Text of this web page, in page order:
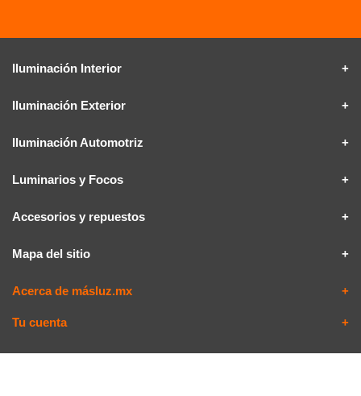
Iluminación Interior
Iluminación Exterior
Iluminación Automotriz
Luminarios y Focos
Accesorios y repuestos
Mapa del sitio
Acerca de másluz.mx
Tu cuenta